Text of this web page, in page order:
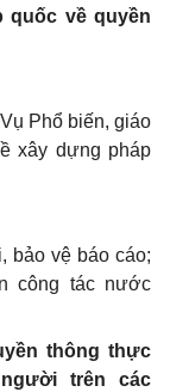
quốc về quyền
Phổ biến, giáo
xây dựng pháp
bảo vệ báo cáo;
công tác nước
thông thực
trên các